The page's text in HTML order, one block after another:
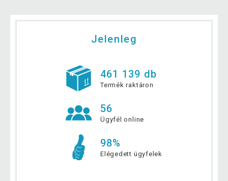
Jelenleg
461 139 db
Termék raktáron
56
Ügyfél online
98%
Elégedett ügyfelek